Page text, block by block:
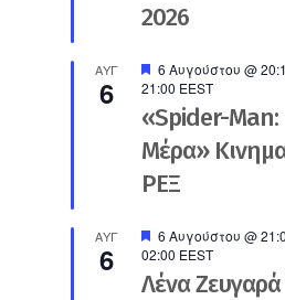
2026
ΑΥΓ
6
Προτεινόμενο
6 Αυγούστου @
21:00 EEST
«Spider-Man:
Μέρα»
ΡΕΞ
ΑΥΓ
6
Προτεινόμενο
6 Αυγούστου @
02:00 EEST
Λένα